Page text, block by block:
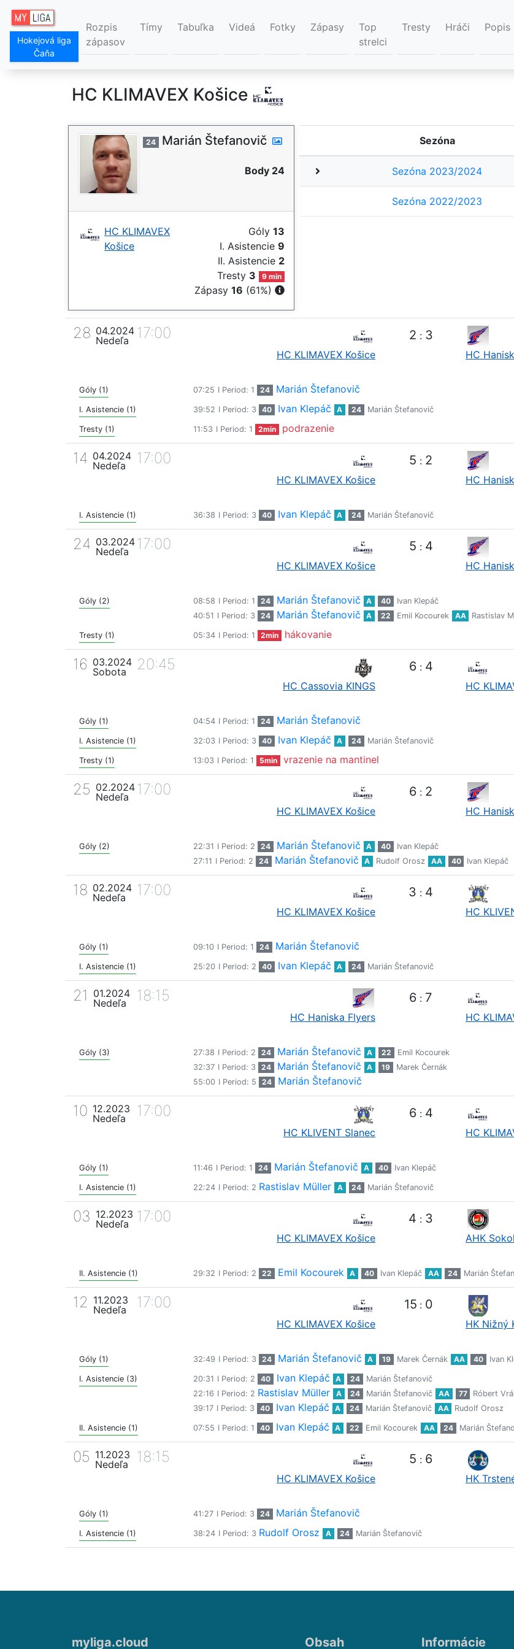
Hokejová liga
Čaňa
Rozpis
zápasov
Tímy Tabuľka Videá Fotky Zápasy
Top
strelci
Tresty Hráči Popis
HC KLIMAVEX Košice
24 Marián Štefanovič
Body 24
HC KLIMAVEX
Košice
Góly 13
I. Asistencie 9
II. Asistencie 2
Tresty 3 9 min
Zápasy 16 (61%)
Sezóna
Sezóna 2023/2024
Sezóna 2022/2023
28 04.2024
Nedeľa
17:00
HC KLIMAVEX Košice
2 : 3
HC
Góly (1) 07:25 I Period: 1 24 Marián Štefanovič
I. Asistencie (1) 39:52 I Period: 3 40 Ivan Klepáč A 24 Marián Štefanovič
Tresty (1) 11:53 I Period: 1 2min podrazenie
14 04.2024
Nedeľa
17:00
HC KLIMAVEX Košice
5 : 2
HC
I. Asistencie (1) 36:38 I Period: 3 40 Ivan Klepáč A 24 Marián Štefanovič
24 03.2024
Nedeľa
17:00
HC KLIMAVEX Košice
5 : 4
HC
Góly (2) 08:58 I Period: 1 24 Marián Štefanovič A 40
Ivan Klepáč
40:51 I Period: 3 24 Marián Štefanovič A 22 Emil Kocourek AA Rastislav
Tresty (1) 05:34 I Period: 1 2min hákovanie
16 03.2024
Sobota
20:45
HC Cassovia KINGS
6 : 4
HC
Góly (1) 04:54 I Period: 1 24 Marián Štefanovič
I. Asistencie (1) 32:03 I Period: 3 40 Ivan Klepáč A 24 Marián Štefanovič
Tresty (1) 13:03 I Period: 1 5min vrazenie na mantinel
25 02.2024
Nedeľa
17:00
HC KLIMAVEX Košice
6 : 2
HC
Góly (2) 22:31 I Period: 2 24 Marián Štefanovič A 40
Ivan Klepáč
27:11 I Period: 2 24 Marián Štefanovič A Rudolf Orosz AA 40 Ivan Klepáč
18 02.2024
Nedeľa
17:00
HC KLIMAVEX Košice
3 : 4
HC
Góly (1) 09:10 I Period: 1 24 Marián Štefanovič
I. Asistencie (1) 25:20 I Period: 2 40 Ivan Klepáč A 24 Marián Štefanovič
21
01.2024
Nedeľa
18:15
HC Haniska Flyers
6 : 7
HC
Góly (3) 27:38 I Period: 2 24 Marián Štefanovič A 22
Emil Kocourek
32:37 I Period: 3 24 Marián Štefanovič A 19
Marek Černák
55:00 I Period: 5 24 Marián Štefanovič
10 12.2023
Nedeľa
17:00
HC KLIVENT Slanec
6 : 4
HC
Góly (1) 11:46 I Period: 1 24 Marián Štefanovič A 40 Ivan Klepáč
I. Asistencie (1) 22:24 I Period: 2 Rastislav Müller A 24 Marián Štefanovič
03 12.2023
Nedeľa
17:00
HC KLIMAVEX Košice
4 : 3
AHK
II. Asistencie (1) 29:32 I Period: 2 22 Emil Kocourek A 40 Ivan Klepáč AA 24 Marián
12 11.2023
Nedeľa
17:00
HC KLIMAVEX Košice
15 : 0
HK Nižný
Góly (1) 32:49 I Period: 3 24 Marián Štefanovič A 19 Marek Černák AA 40 Ivan
I. Asistencie (3) 20:31 I Period: 2 40 Ivan Klepáč A 24
Marián Štefanovič
22:16 I Period: 2 Rastislav Müller A 24 Marián Štefanovič AA 77
Róbert
39:17 I Period: 3 40 Ivan Klepáč A 24 Marián Štefanovič AA Rudolf Orosz
II. Asistencie (1) 07:55 I Period: 1 40 Ivan Klepáč A 22 Emil Kocourek AA 24 Marián
05 11.2023
Nedeľa
18:15
HC KLIMAVEX Košice
5 : 6
HK
Góly (1) 41:27 I Period: 3 24 Marián Štefanovič
I. Asistencie (1) 38:24 I Period: 3 Rudolf Orosz A 24 Marián Štefanovič
myliga.cloud Obsah Informácie